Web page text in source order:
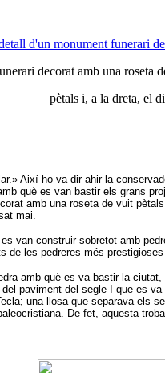
decorat amb una roseta
pètals i, a la dreta, el
Així ho va dir ahir la
què es van bastir els grans
amb una roseta de vuit
mai.
van construir sobretot amb
de les pedreres més
amb què es va bastir la
paviment del segle I que es
una llosa que separava els
De fet, aquesta